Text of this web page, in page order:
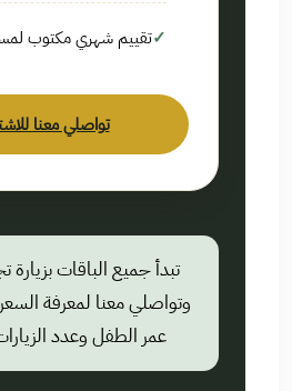
تقييم شهري مكتوب
تواصلي معنا
تبدأ جميع الباقات بزيارة
وتواصلي معنا لمعرفة
عمر الطفل وعدد